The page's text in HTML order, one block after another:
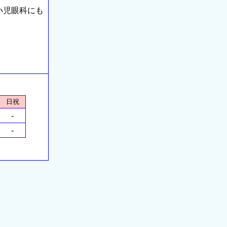
眼科にも
日祝
-
-